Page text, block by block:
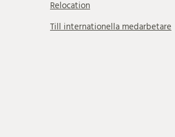
Relocation
Till internationella medarbetare